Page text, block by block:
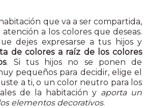
que va a ser compartida,
a los colores que deseas.
dejes expresarse a tus hijos y
de colores a raíz de los colores
. Si tus hijos no se ponen de
pequeños para decidir, elige el
a ti, o un color neutro para los
de la habitación y aporta un
elementos decorativos.